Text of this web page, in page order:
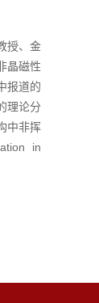
授、金
晶磁性
报道的
理论分
中非挥
in